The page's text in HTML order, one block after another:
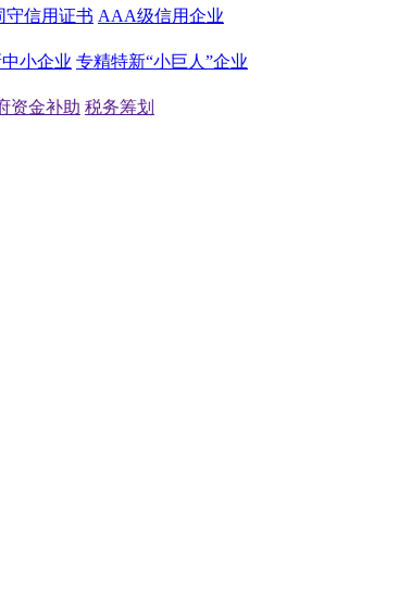
守信用证书 AAA级信用企业
小企业 专精特新“小巨人”企业
资金补助 税务筹划